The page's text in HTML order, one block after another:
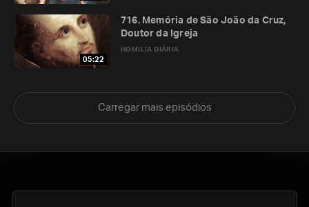
05:22
HOMILIA DIÁRIA
716. Memória de São João da Cruz,
Doutor da Igreja
Carregar mais episódios